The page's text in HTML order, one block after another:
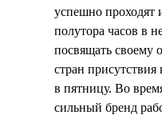
успешно проходят
полутора часов в
посвящать своему
стран
в пятницу. Во
сильный бренд